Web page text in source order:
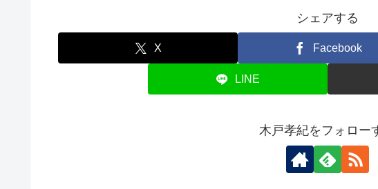
シェアする
X Facebook
LINE
木戸孝紀をフォロー